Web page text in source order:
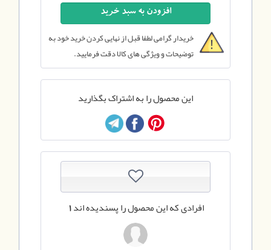
خریدار گرامی لطفا قبل از نهایی کردن خرید خود به
توضیحات و ویژگی های کالا دقت فرمایید.
این محصول را به اشتراک بگذارید
1 افرادی که این محصول را پسندیده اند